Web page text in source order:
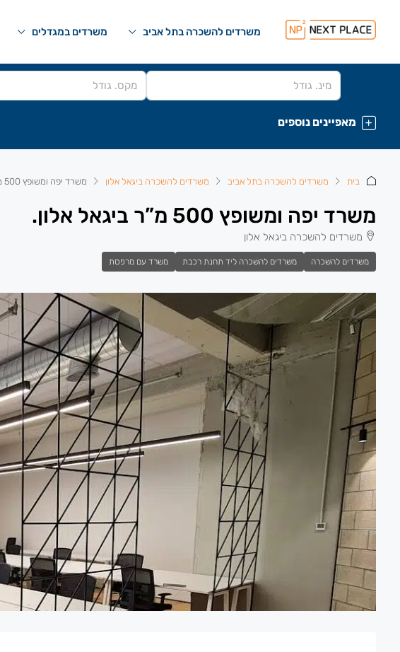
משרדים להשכרה בתל אביב משרדים במגדלים
מאפיינים נוספים
בית משרדים להשכרה בתל אביב משרדים להשכרה ביגאל אלון משרד יפה ומשופץ 500 מ”ר ביגאל אלון.
משרד יפה ומשופץ 500 מ”ר ביגאל אלון.
משרדים להשכרה ביגאל אלון
משרדים להשכרה משרדים להשכרה ליד תחנת רכבת משרד עם מרפסת